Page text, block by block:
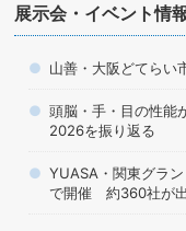
展示会・イベント情
山善・大阪どてらい
頭脳・手・目の性
2026を振り返る
YUASA・関東グラ
で開催 約360社が出